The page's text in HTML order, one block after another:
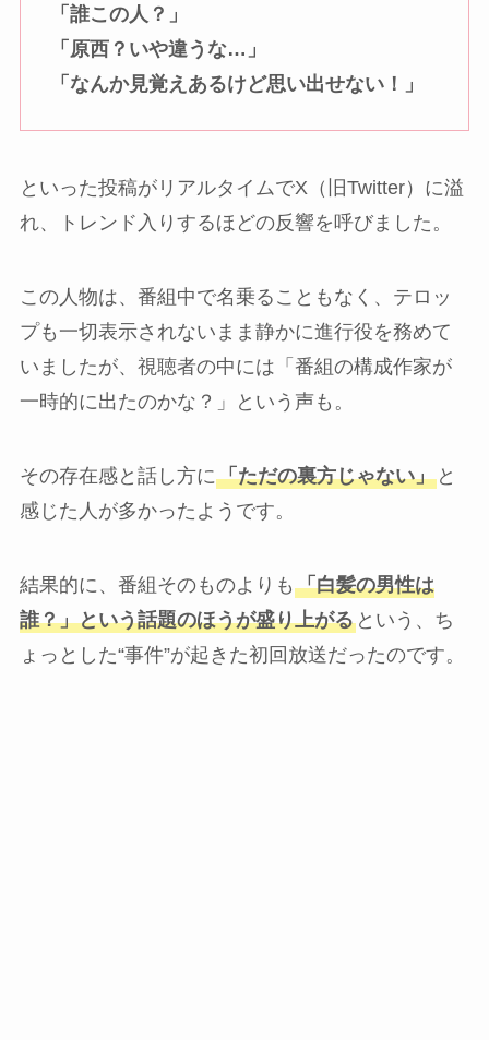
「誰この人？」
「原西？いや違うな…」
「なんか見覚えあるけど思い出せない！」
といった投稿がリアルタイムでX（旧Twitter）に溢
れ、トレンド入りするほどの反響を呼びました。
この人物は、番組中で名乗ることもなく、テロッ
プも一切表示されないまま静かに進行役を務めて
いましたが、視聴者の中には「番組の構成作家が
一時的に出たのかな？」という声も。
その存在感と話し方に「ただの裏方じゃない」と
感じた人が多かったようです。
結果的に、番組そのものよりも 「白髪の男性は
誰？」という話題のほうが盛り上がるという、ち
ょっとした“事件”が起きた初回放送だったのです。